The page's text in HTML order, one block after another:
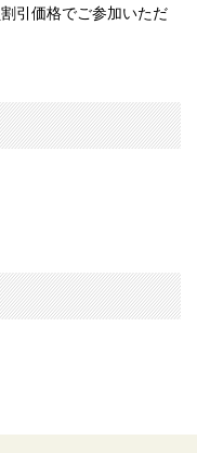
引価格でご参加いただ